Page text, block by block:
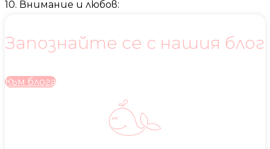
10. Внимание и любов:
Запознайте се с нашия блог
Към блога